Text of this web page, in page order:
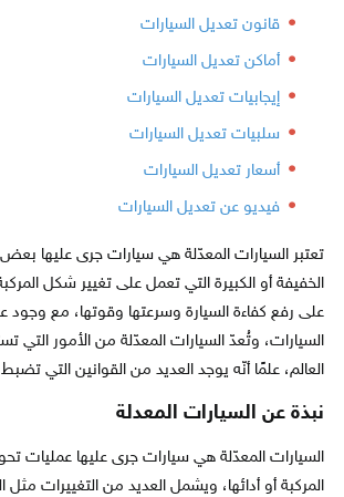
قانون تعديل السيارات
أماكن تعديل السيارات
إيجابيات تعديل السيارات
سلبيات تعديل السيارات
أسعار تعديل السيارات
فيديو عن تعديل السيارات
تعتبر السيارات المعدّلة هي سيارات جرى عليها
الخفيفة أو الكبيرة التي تعمل على تغيير شكل
على رفع كفاءة السيارة وسرعتها وقوتها، مع
السيارات، وتُعدّ السيارات المعدّلة من الأمور
العالم، علمًا أنّه يوجد العديد من القوانين التي
نبذة عن السيارات المعدلة
السيارات المعدّلة هي سيارات جرى عليها عمليات
المركبة أو أدائها، ويشمل العديد من التغييرات مثل